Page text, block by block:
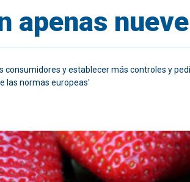
apenas
consumidores y establecer más controles y
las normas europeas'